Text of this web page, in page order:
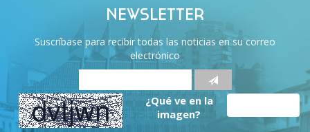
NEWSLETTER
Suscríbase para recibir todas las noticias en su correo
electrónico
¿Qué ve en la
imagen?